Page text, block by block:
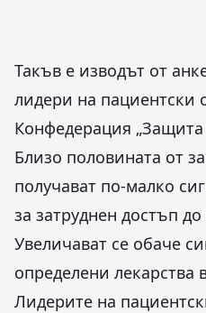
Такъв е изводът от
лидери на пациентски
Конфедерация „Защита
Близо половината от
получават по-малко
за затруднен достъп
Увеличават се обаче
определени лекарства
Лидерите на